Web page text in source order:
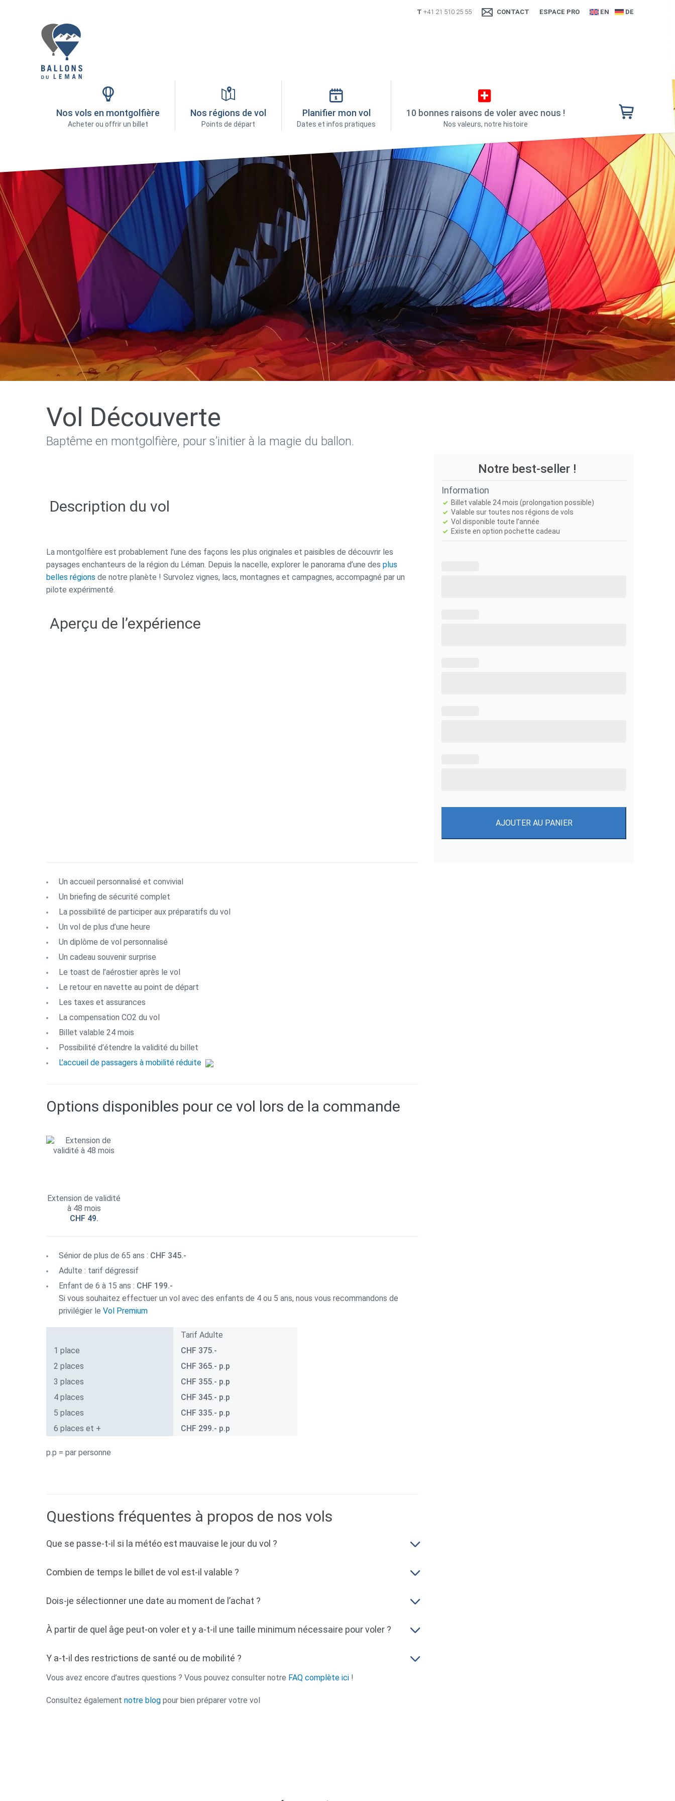
T +41 21 510 25 55 CONTACT ESPACE PRO EN DE
Nos vols en montgolfière
Acheter ou offrir un billet
Nos régions de vol
Points de départ
Planifier mon vol
Dates et infos pratiques
10 bonnes raisons de voler avec nous !
Nos valeurs, notre histoire
Vol Découverte
Baptême en montgolfière, pour s’initier à la magie du ballon.
Description du vol
La montgolfière est probablement l’une des façons les plus originales et paisibles de découvrir les
paysages enchanteurs de la région du Léman. Depuis la nacelle, explorer le panorama d’une des plus
belles régions de notre planète ! Survolez vignes, lacs, montagnes et campagnes, accompagné par un
pilote expérimenté.
Aperçu de l’expérience
Un accueil personnalisé et convivial
Un briefing de sécurité complet
La possibilité de participer aux préparatifs du vol
Un vol de plus d’une heure
Un diplôme de vol personnalisé
Un cadeau souvenir surprise
Le toast de l’aérostier après le vol
Le retour en navette au point de départ
Les taxes et assurances
La compensation CO2 du vol
Billet valable 24 mois
Possibilité d’étendre la validité du billet
L’accueil de passagers à mobilité réduite
Options disponibles pour ce vol lors de la commande
Extension de validité
à 48 mois
CHF 49.
Sénior de plus de 65 ans : CHF 345.-
Adulte : tarif dégressif
Enfant de 6 à 15 ans : CHF 199.-
Si vous souhaitez effectuer un vol avec des enfants de 4 ou 5 ans, nous vous recommandons de
privilégier le Vol Premium
Tarif Adulte
1 place
CHF 375.-
2 places
CHF 365.- p.p
3 places
CHF 355.- p.p
4 places
CHF 345.- p.p
5 places
CHF 335.- p.p
6 places et +
CHF 299.- p.p
p.p = par personne
Questions fréquentes à propos de nos vols
Que se passe-t-il si la météo est mauvaise le jour du vol ?
Combien de temps le billet de vol est-il valable ?
Dois-je sélectionner une date au moment de l’achat ?
À partir de quel âge peut-on voler et y a-t-il une taille minimum nécessaire pour voler ?
Y a-t-il des restrictions de santé ou de mobilité ?
Vous avez encore d’autres questions ? Vous pouvez consulter notre FAQ complète ici !
Consultez également notre blog pour bien préparer votre vol
Notre best-seller !
Information
Billet valable 24 mois (prolongation possible)
Valable sur toutes nos régions de vols
Vol disponible toute l’année
Existe en option pochette cadeau
AJOUTER AU PANIER